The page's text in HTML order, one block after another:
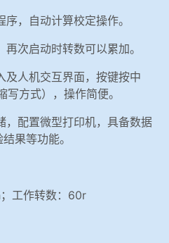
，自动计算校定操作。
次启动时转数可以累加。
人机交互界面，按键按中
方式），操作简便。
配置微型打印机，具备数据
果等功能。
工作转数：60r